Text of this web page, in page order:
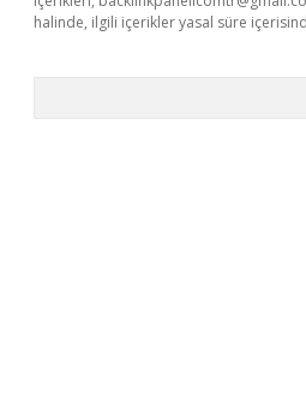
halinde, ilgili içerikler yasal süre